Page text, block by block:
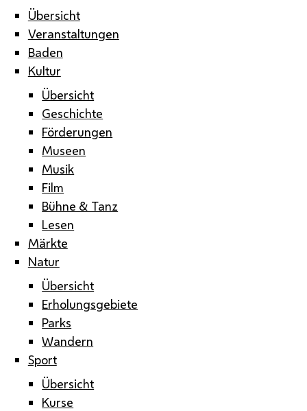
Übersicht
Veranstaltungen
Baden
Kultur
Übersicht
Geschichte
Förderungen
Museen
Musik
Film
Bühne & Tanz
Lesen
Märkte
Natur
Übersicht
Erholungsgebiete
Parks
Wandern
Sport
Übersicht
Kurse